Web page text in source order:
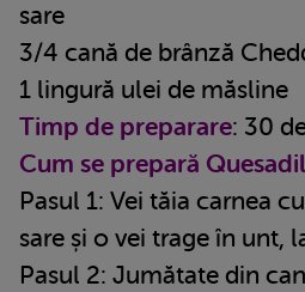
sare
3/4 cană de brânză
1 lingură ulei de măsline
Timp de preparare: 30
Cum se prepară
Pasul 1: Vei tăia carnea
sare și o vei trage în unt,
Pasul 2: Jumătate din